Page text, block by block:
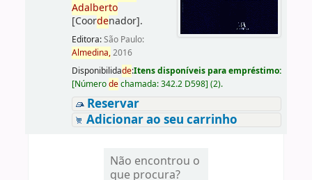
Adalberto
[Coordenador].
Editora:São Paulo:
Almedina,2016
Disponibilidade:Itens disponíveis para empréstimo:
[Númerodechamada:342.2 D598] (2).
Reservar
Adicionar ao seu carrinho
Não encontrou o
que procura?